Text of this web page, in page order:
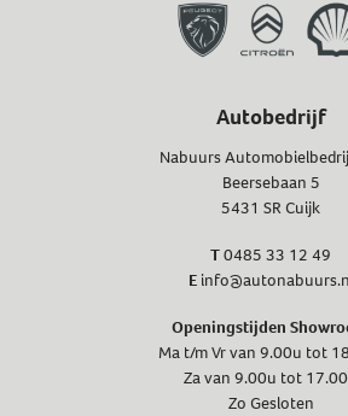
Autobedrijf
Nabuurs
Beersebaan 5
5431 SR Cuijk
T0485 33 12 49
E
Openingstijden
Ma t/m Vr van 9.00u tot
Za van 9.00u tot
Zo Gesloten